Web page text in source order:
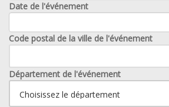
Date de l'événement
Code postal de la ville de l'événement
Département de l'événement